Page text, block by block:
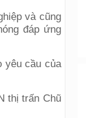
và cũng
đáp ứng
yêu cầu của
thị trấn Chũ